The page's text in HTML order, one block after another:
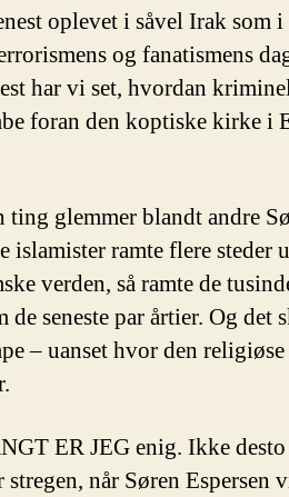
oplevet i såvel Irak som
og fanatismens
har vi set, hvordan
foran den koptiske kirke i
ting glemmer blandt andre
islamister ramte flere steder
verden, så ramte de
de seneste par årtier. Og
– uanset hvor den
ER JEG enig. Ikke
stregen, når Søren